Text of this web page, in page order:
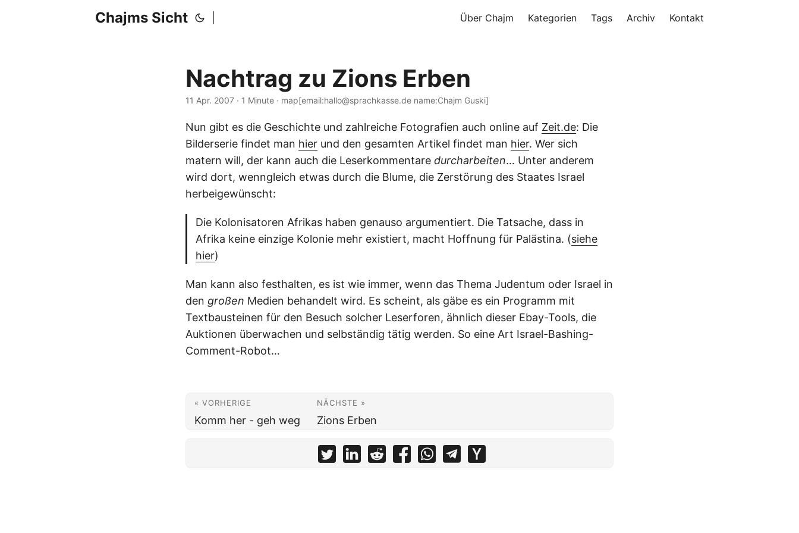
Chajms Sicht Über Chajm Kategorien Tags Archiv Kontakt
Nachtrag zu Zions Erben
11 Apr. 2007 · 1 Minute · map[email:hallo@sprachkasse.de name:Chajm Guski]
Nun gibt es die Geschichte und zahlreiche Fotografien auch online auf Zeit.de: Die
Bilderserie findet man hier und den gesamten Artikel findet man hier. Wer sich
matern will, der kann auch die Leserkommentare durcharbeiten… Unter anderem
wird dort, wenngleich etwas durch die Blume, die Zerstörung des Staates Israel
herbeigewünscht:
Die Kolonisatoren Afrikas haben genauso argumentiert. Die Tatsache, dass in
Afrika keine einzige Kolonie mehr existiert, macht Hoffnung für Palästina. (siehe
hier)
Man kann also festhalten, es ist wie immer, wenn das Thema Judentum oder Israel in
den großen Medien behandelt wird. Es scheint, als gäbe es ein Programm mit
Textbausteinen für den Besuch solcher Leserforen, ähnlich dieser Ebay-Tools, die
Auktionen überwachen und selbständig tätig werden. So eine Art Israel-Bashing-
Comment-Robot…
« VORHERIGE
Komm her - geh weg
NÄCHSTE »
Zions Erben